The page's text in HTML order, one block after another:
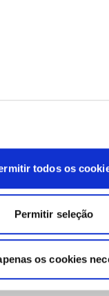
todos os
Permitir seleção
os cookies